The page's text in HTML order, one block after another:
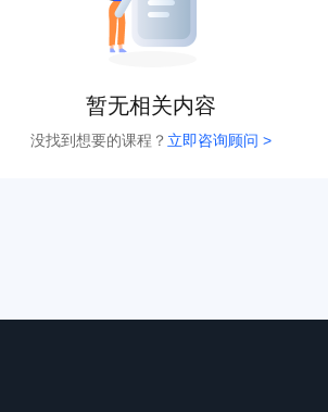
暂无相关内容
没找到想要的课程？ 立即咨询顾问 >